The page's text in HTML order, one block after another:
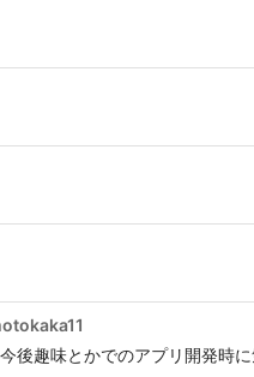
後趣味とかでのアプリ開発時